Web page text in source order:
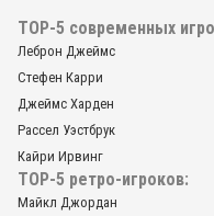
1013
Рукав баскетбольный
без защиты
1 200₽
TOP-5 современных
Леброн Джеймс
Стефен Карри
Джеймс Харден
Рассел Уэстбрук
Кайри Ирвинг
TOP-5 ретро-игроков:
Майкл Джордан